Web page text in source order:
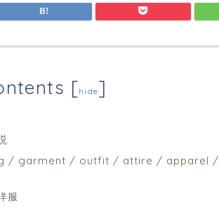
[hide]
/ garment / outfit / attire / apparel /
服